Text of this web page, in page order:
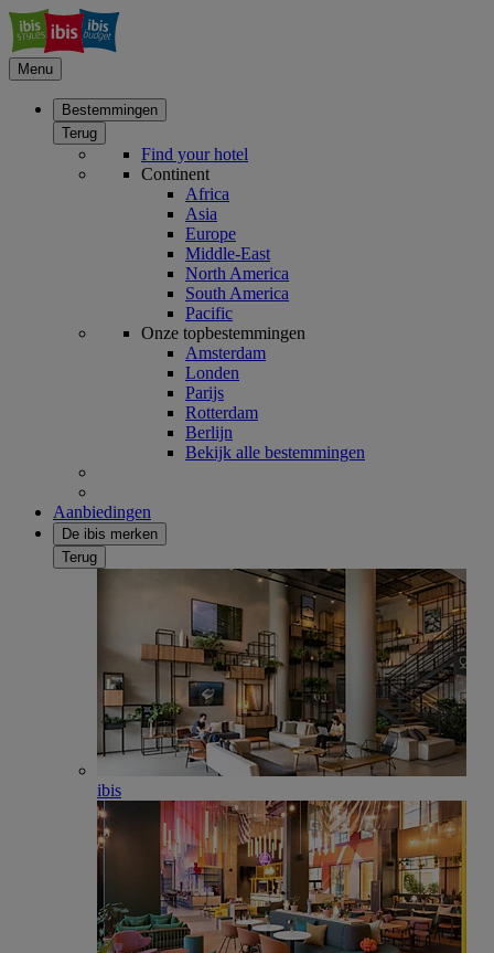
Menu
Bestemmingen
Terug
Find your hotel
Continent
Africa
Asia
Europe
Middle-East
North America
South America
Pacific
Onze topbestemmingen
Amsterdam
Londen
Parijs
Rotterdam
Berlijn
Bekijk alle bestemmingen
Aanbiedingen
De ibis merken
Terug
ibis